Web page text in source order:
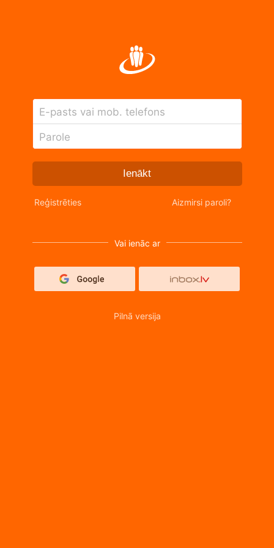
E-pasts vai mob. telefons
Parole
Ienākt
Reģistrēties Aizmirsi paroli?
Vai ienāc ar
Pilnā versija